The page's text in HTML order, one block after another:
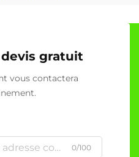
gratuit
vous contactera
0/100